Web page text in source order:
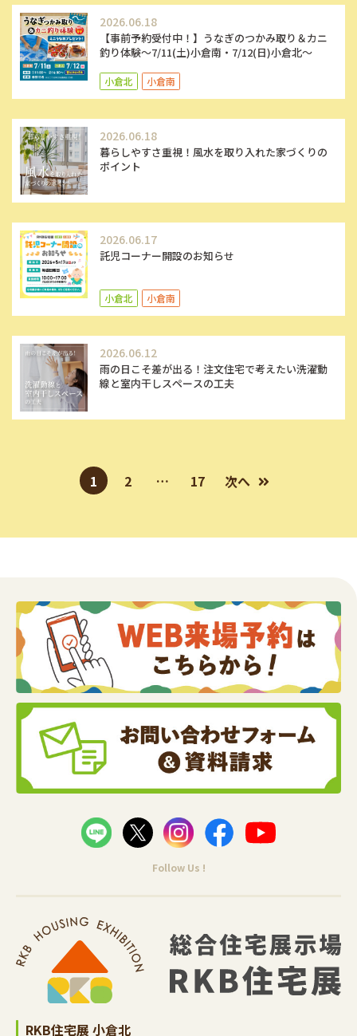
2026.06.18
【事前予約受付中！】うなぎのつかみ取り＆カニ
釣り体験～7/11(土)小倉南・7/12(日)小倉北～
小倉北 小倉南
2026.06.18
暮らしやすさ重視！風水を取り入れた家づくりの
ポイント
2026.06.17
託児コーナー開設のお知らせ
小倉北 小倉南
2026.06.12
雨の日こそ差が出る！注文住宅で考えたい洗濯動
線と室内干しスペースの工夫
1 2 … 17 次へ
Follow Us !
RKB住宅展 小倉北